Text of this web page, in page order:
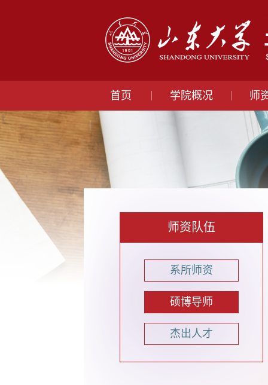
首页 学院概况 师
师资队伍
系所师资
硕博导师
杰出人才